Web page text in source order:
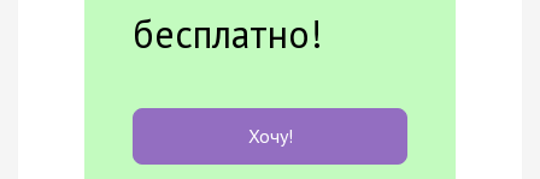
бесплатно!
Хочу!